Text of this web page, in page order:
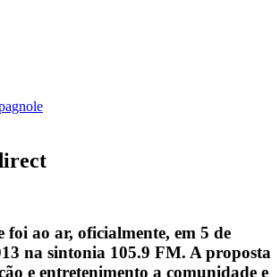
foi ao ar, oficialmente, em 5 de
na sintonia 105.9 FM. A proposta
e entretenimento a comunidade e